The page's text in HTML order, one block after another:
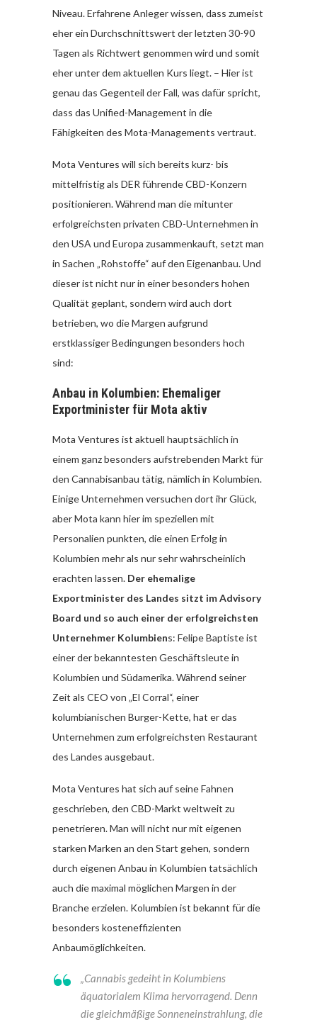
Niveau. Erfahrene Anleger wissen, dass zumeist
eher ein Durchschnittswert der letzten 30-90
Tagen als Richtwert genommen wird und somit
eher unter dem aktuellen Kurs liegt. – Hier ist
genau das Gegenteil der Fall, was dafür spricht,
dass das Unified-Management in die
Fähigkeiten des Mota-Managements vertraut.
Mota Ventures will sich bereits kurz- bis
mittelfristig als DER führende CBD-Konzern
positionieren. Während man die mitunter
erfolgreichsten privaten CBD-Unternehmen in
den USA und Europa zusammenkauft, setzt man
in Sachen „Rohstoffe“ auf den Eigenanbau. Und
dieser ist nicht nur in einer besonders hohen
Qualität geplant, sondern wird auch dort
betrieben, wo die Margen aufgrund
erstklassiger Bedingungen besonders hoch
sind:
Anbau in Kolumbien: Ehemaliger
Exportminister für Mota aktiv
Mota Ventures ist aktuell hauptsächlich in
einem ganz besonders aufstrebenden Markt für
den Cannabisanbau tätig, nämlich in Kolumbien.
Einige Unternehmen versuchen dort ihr Glück,
aber Mota kann hier im speziellen mit
Personalien punkten, die einen Erfolg in
Kolumbien mehr als nur sehr wahrscheinlich
erachten lassen. Der ehemalige
Exportminister des Landes sitzt im Advisory
Board und so auch einer der erfolgreichsten
Unternehmer Kolumbiens: Felipe Baptiste ist
einer der bekanntesten Geschäftsleute in
Kolumbien und Südamerika. Während seiner
Zeit als CEO von „El Corral“, einer
kolumbianischen Burger-Kette, hat er das
Unternehmen zum erfolgreichsten Restaurant
des Landes ausgebaut.
Mota Ventures hat sich auf seine Fahnen
geschrieben, den CBD-Markt weltweit zu
penetrieren. Man will nicht nur mit eigenen
starken Marken an den Start gehen, sondern
durch eigenen Anbau in Kolumbien tatsächlich
auch die maximal möglichen Margen in der
Branche erzielen. Kolumbien ist bekannt für die
besonders kosteneffizienten
Anbaumöglichkeiten.
„Cannabis gedeiht in Kolumbiens
äquatorialem Klima hervorragend. Denn
die gleichmäßige Sonneneinstrahlung, die